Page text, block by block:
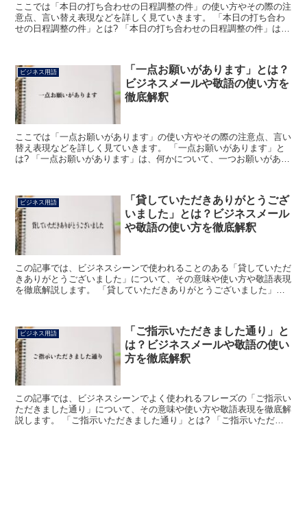
ここでは「本日の打ち合わせの日程調整の件」の使い方やその際の注
意点、言い替え表現などを詳しく見ていきます。 「本日の打ち合わ
せの日程調整の件」とは? 「本日の打ち合わせの日程調整の件」は、
ビジネス用語
「一点お願いがあります」とは？
ビジネスメールや敬語の使い方を
徹底解釈
ここでは「一点お願いがあります」の使い方やその際の注意点、言い
替え表現などを詳しく見ていきます。 「一点お願いがあります」と
は? 「一点お願いがあります」は、何かについて、一つお願いがある
ビジネス用語
「貸していただきありがとうござ
いました」とは？ビジネスメール
や敬語の使い方を徹底解釈
この記事では、ビジネスシーンで使われることのある「貸していただ
きありがとうございました」について、その意味や使い方や敬語表現
を徹底解説します。 「貸していただきありがとうございました」と
ビジネス用語
「ご指示いただきました通り」と
は？ビジネスメールや敬語の使い
方を徹底解釈
この記事では、ビジネスシーンでよく使われるフレーズの「ご指示い
ただきました通り」について、その意味や使い方や敬語表現を徹底解
説します。 「ご指示いただきました通り」とは? 「ご指示いただき